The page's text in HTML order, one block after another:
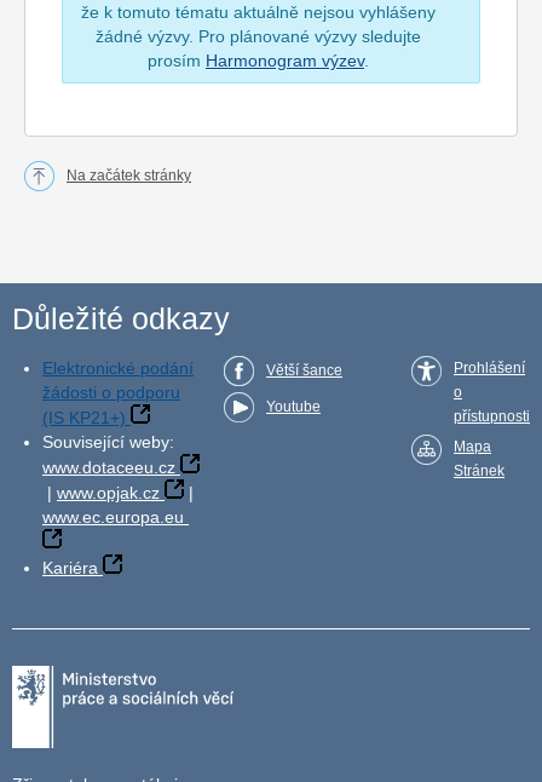
že k tomuto tématu aktuálně nejsou vyhlášeny
žádné výzvy. Pro plánované výzvy sledujte
prosím Harmonogram výzev.
Na začátek stránky
Důležité odkazy
Elektronické podání
žádosti o podporu
(IS KP21+)
Související weby:
www.dotaceeu.cz
| www.opjak.cz
|
www.ec.europa.eu
Kariéra
Větší šance
Youtube
Prohlášení
o
přístupnosti
Mapa
Stránek